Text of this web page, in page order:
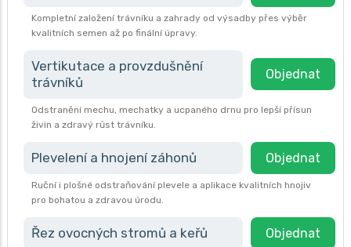
Kompletní založení trávníku a zahrady od výsadby přes výběr
kvalitních semen až po finální úpravy.
Vertikutace a provzdušnění
trávníků
Objednat
Odstranění mechu, mechatky a ucpaného drnu pro lepší přísun
živin a zdravý růst trávníku.
Plevelení a hnojení záhonů Objednat
Ruční i plošné odstraňování plevele a aplikace kvalitních hnojiv
pro bohatou a zdravou úrodu.
Řez ovocných stromů a keřů Objednat